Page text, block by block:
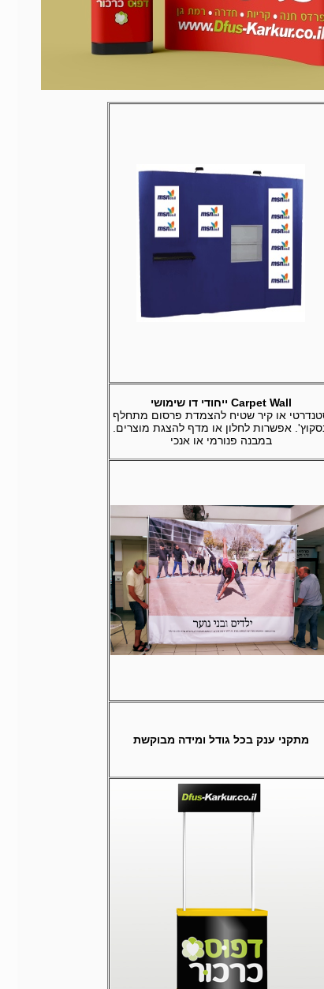
Carpet Wall ייחודי דו שימושי
או קיר שטיח להצמדת פרסום מתחלף
אפשרות לחלון או מדף להצגת מוצרים.
במבנה פנורמי או אנכי
מתקני ענק בכל גודל ומידה מבוקשת